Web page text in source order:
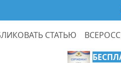
СТАТЬЮ